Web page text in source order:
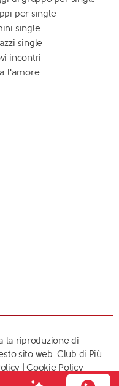
per single
single
single
incontri
l'amore
la riproduzione di
sito web. Club di Più
|Cookie Policy